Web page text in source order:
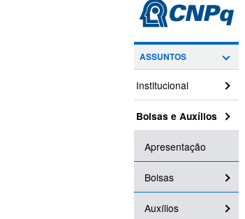
ASSUNTOS
Institucional
Bolsas e Auxílios
Apresentação
Bolsas
Auxílios